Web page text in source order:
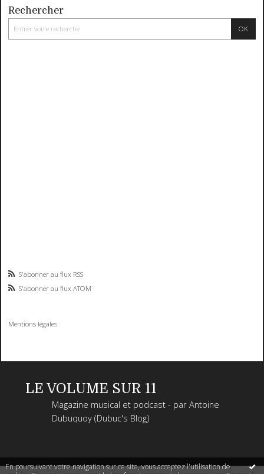
En poursuivant votre navigation sur ce site, vous acceptez l'utilisation de
Rechercher
S'abonner au flux RSS
S'abonner au flux ATOM
Mentions légales
LE VOLUME SUR 11
Magazine musical et podcast - par Antoine
Dubuquoy (Dubuc's Blog)